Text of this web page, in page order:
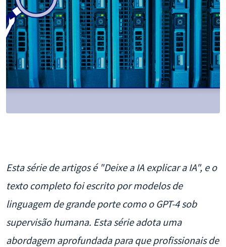
Esta série de artigos é "Deixe a IA explicar a IA", e o
texto completo foi escrito por modelos de
linguagem de grande porte como o GPT-4 sob
supervisão humana. Esta série adota uma
abordagem aprofundada para que profissionais de